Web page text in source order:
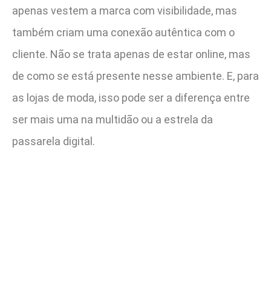
apenas vestem a marca com visibilidade, mas
também criam uma conexão autêntica com o
cliente. Não se trata apenas de estar online, mas
de como se está presente nesse ambiente. E, para
as lojas de moda, isso pode ser a diferença entre
ser mais uma na multidão ou a estrela da
passarela digital.